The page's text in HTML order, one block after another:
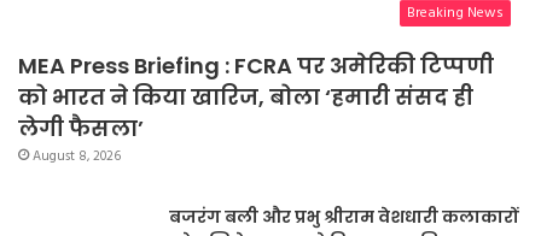
Breaking News
MEA Press Briefing : FCRA पर अमेरिकी टिप्पणी
को भारत ने किया खारिज, बोला ‘हमारी संसद ही
लेगी फैसला’
August 8, 2026
बजरंग बली और प्रभु श्रीराम वेशधारी कलाकारों